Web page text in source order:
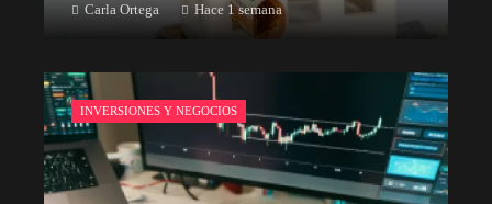
Carla Ortega Hace 1 semana
INVERSIONES Y NEGOCIOS